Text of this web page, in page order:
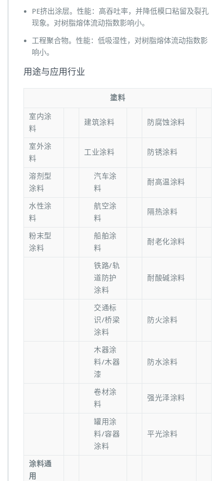
PE挤出涂层。性能：高吞吐率，并降低模口粘留及裂孔
现象。对树脂熔体流动指数影响小。
工程聚合物。性能：低吸湿性，对树脂熔体流动指数影
响小。
用途与应用行业
塗料
室内涂
料
建筑涂料 防腐蚀涂料
室外涂
料
工业涂料 防锈涂料
溶剂型
涂料
汽车涂
料
耐高温涂料
水性涂
料
航空涂
料
隔热涂料
粉末型
涂料
船舶涂
料
耐老化涂料
铁路/轨
道防护
涂料
耐酸碱涂料
交通标
识/桥梁
涂料
防火涂料
木器涂
料/木器
漆
防水涂料
卷材涂
料
强光泽涂料
罐用涂
料/容器
涂料
平光涂料
涂料通
用